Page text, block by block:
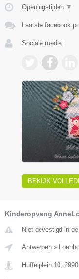
Openingstijden ▼
Laatste facebook
Sociale media:
BEKIJK
Kinderopvang
Niet gevestigd in
Antwerpen »
Huffelplein 10, 2990